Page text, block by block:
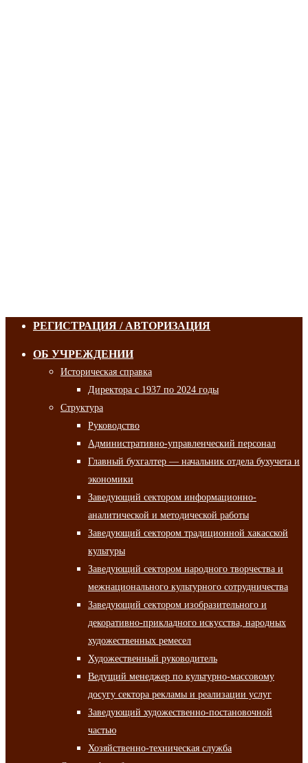
РЕГИСТРАЦИЯ / АВТОРИЗАЦИЯ
ОБ УЧРЕЖДЕНИИ
Историческая справка
Директора с 1937 по 2024 годы
Структура
Руководство
Административно-управленческий персонал
Главный бухгалтер — начальник отдела бухучета и
экономики
Заведующий сектором информационно-
аналитической и методической работы
Заведующий сектором традиционной хакасской
культуры
Заведующий сектором народного творчества и
межнационального культурного сотрудничества
Заведующий сектором изобразительного и
декоративно-прикладного искусства, народных
художественных ремесел
Художественный руководитель
Ведущий менеджер по культурно-массовому
досугу сектора рекламы и реализации услуг
Заведующий художественно-постановочной
частью
Хозяйственно-техническая служба